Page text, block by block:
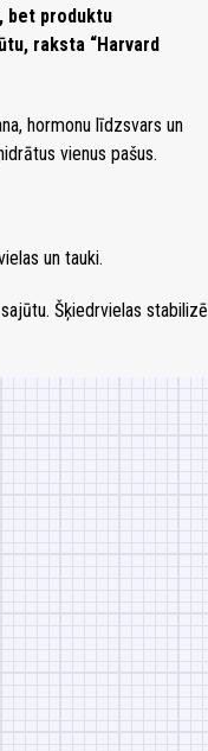
bet produktu
raksta “Harvard
hormonu līdzsvars un
vienus pašus.
un tauki.
Šķiedrvielas stabilizē